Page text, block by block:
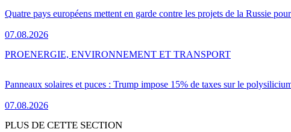
Quatre pays européens mettent en garde contre les projets de la Russie
07.08.2026
Panneaux solaires et puces : Trump impose 15% de taxes sur le
07.08.2026
PROENERGIE, ENVIRONNEMENT ET TRANSPORT
PLUS DE CETTE SECTION